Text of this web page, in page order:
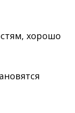
хорошо